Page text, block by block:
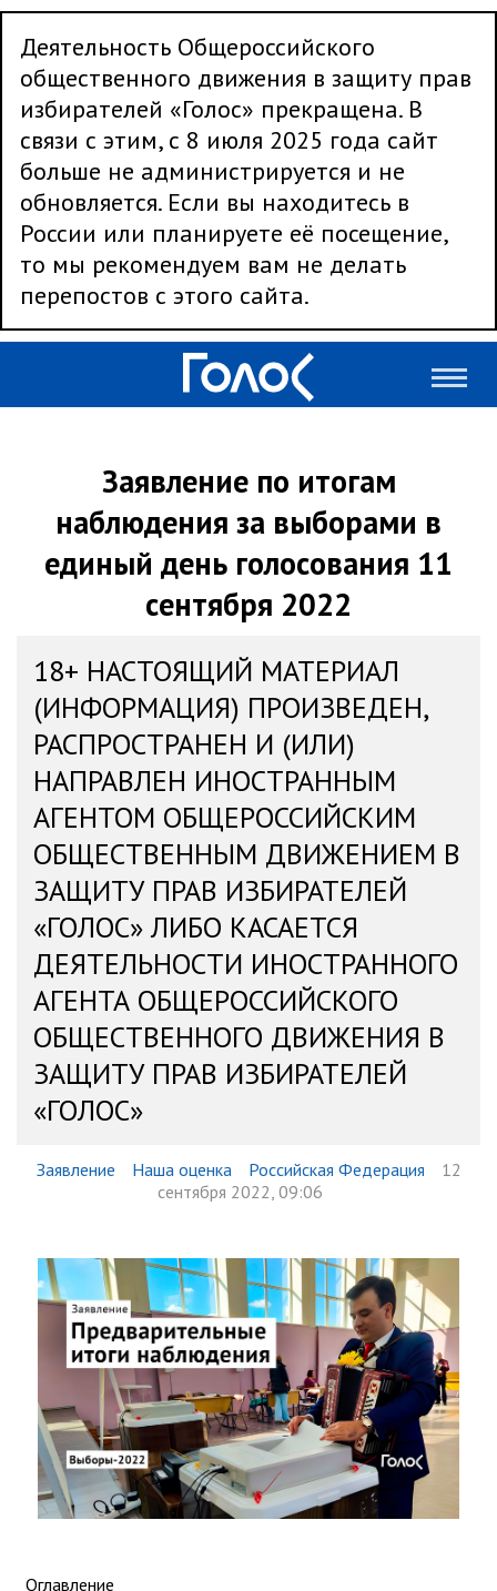
Деятельность Общероссийского
общественного движения в защиту прав
избирателей «Голос» прекращена. В
связи с этим, с 8 июля 2025 года сайт
больше не администрируется и не
обновляется. Если вы находитесь в
России или планируете её посещение,
то мы рекомендуем вам не делать
перепостов с этого сайта.
Заявление по итогам
наблюдения за выборами в
единый день голосования 11
сентября 2022
18+ НАСТОЯЩИЙ МАТЕРИАЛ
(ИНФОРМАЦИЯ) ПРОИЗВЕДЕН,
РАСПРОСТРАНЕН И (ИЛИ)
НАПРАВЛЕН ИНОСТРАННЫМ
АГЕНТОМ ОБЩЕРОССИЙСКИМ
ОБЩЕСТВЕННЫМ ДВИЖЕНИЕМ В
ЗАЩИТУ ПРАВ ИЗБИРАТЕЛЕЙ
«ГОЛОС» ЛИБО КАСАЕТСЯ
ДЕЯТЕЛЬНОСТИ ИНОСТРАННОГО
АГЕНТА ОБЩЕРОССИЙСКОГО
ОБЩЕСТВЕННОГО ДВИЖЕНИЯ В
ЗАЩИТУ ПРАВ ИЗБИРАТЕЛЕЙ
«ГОЛОС»
Заявление Наша оценка Российская Федерация
12
сентября 2022, 09:06
Оглавление